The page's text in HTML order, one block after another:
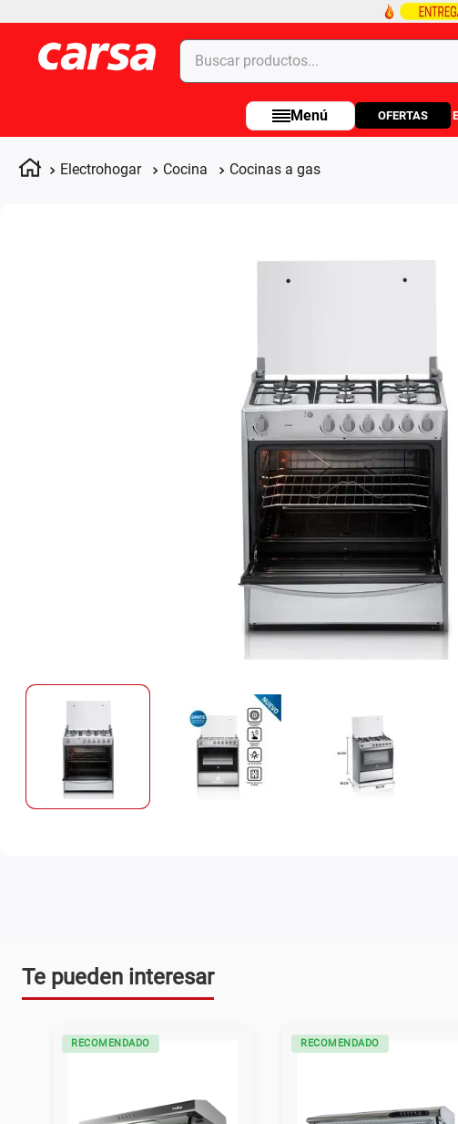
Buscar productos...
OFERTAS
Electrohogar Cocina Cocinas a gas
Te pueden interesar
RECOMENDADO RECOMENDADO
Términos más buscados